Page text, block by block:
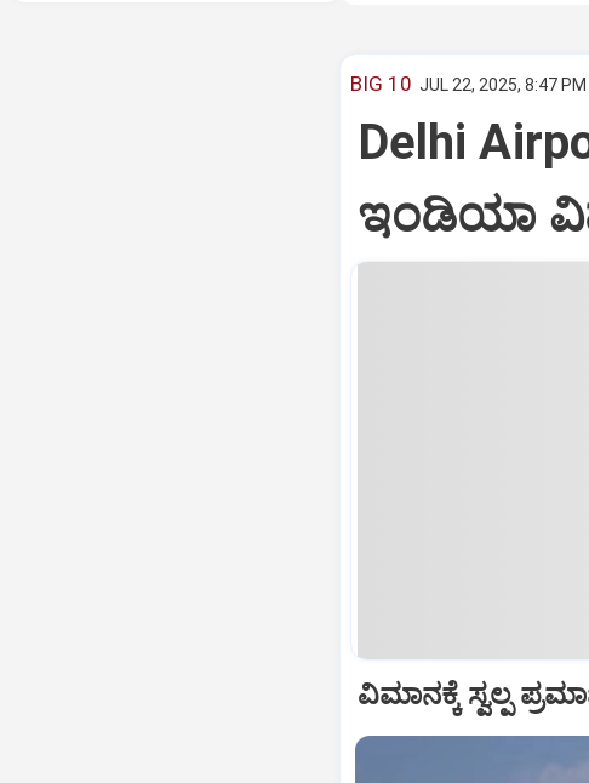
BIG 10 JUL 22, 2025, 8:47
Delhi
ಇಂಡಿಯಾ
ವಿಮಾನಕ್ಕೆ ಸ್ವಲ್ಪ